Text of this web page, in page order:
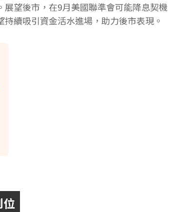
望後市，在9月美國聯準會可能降息契機
續吸引資金活水進場，助力後市表現。
位